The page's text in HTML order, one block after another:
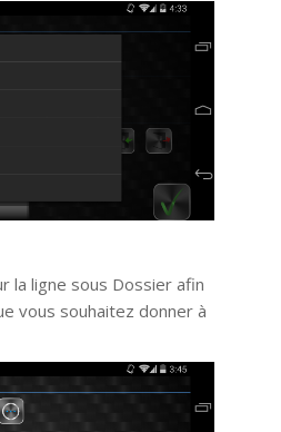
la ligne sous Dossier afin
vous souhaitez donner à